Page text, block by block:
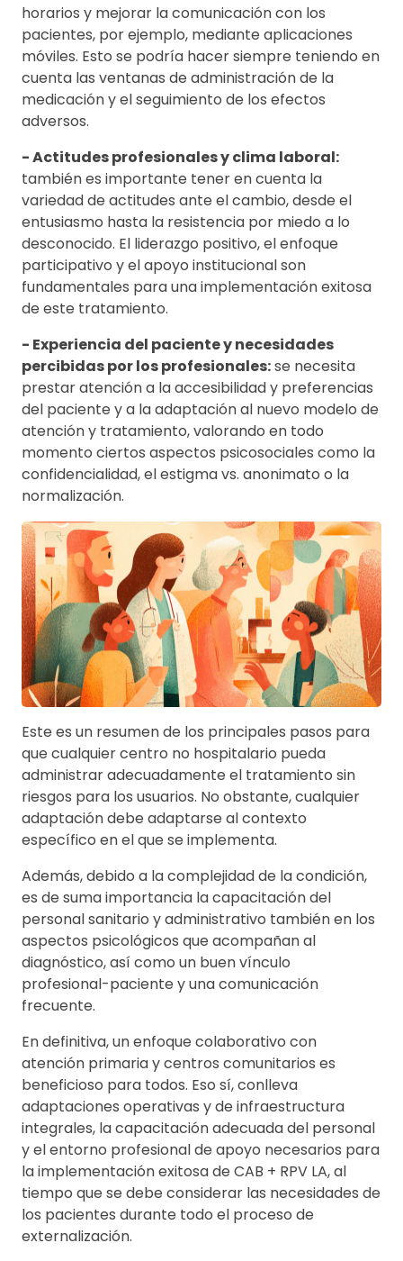
horarios y mejorar la comunicación con los
pacientes, por ejemplo, mediante aplicaciones
móviles. Esto se podría hacer siempre teniendo en
cuenta las ventanas de administración de la
medicación y el seguimiento de los efectos
adversos.
- Actitudes profesionales y clima laboral:
también es importante tener en cuenta la
variedad de actitudes ante el cambio, desde el
entusiasmo hasta la resistencia por miedo a lo
desconocido. El liderazgo positivo, el enfoque
participativo y el apoyo institucional son
fundamentales para una implementación exitosa
de este tratamiento.
- Experiencia del paciente y necesidades
percibidas por los profesionales:se necesita
prestar atención a la accesibilidad y preferencias
del paciente y a la adaptación al nuevo modelo de
atención y tratamiento, valorando en todo
momento ciertos aspectos psicosociales como la
confidencialidad, el estigma vs. anonimato o la
normalización.
Este es un resumen de los principales pasos para
que cualquier centro no hospitalario pueda
administrar adecuadamente el tratamiento sin
riesgos para los usuarios. No obstante, cualquier
adaptación debe adaptarse al contexto
específico en el que se implementa.
Además, debido a la complejidad de la condición,
es de suma importancia la capacitación del
personal sanitario y administrativo también en los
aspectos psicológicos que acompañan al
diagnóstico, así como un buen vínculo
profesional-paciente y una comunicación
frecuente.
En definitiva, un enfoque colaborativo con
atención primaria y centros comunitarios es
beneficioso para todos. Eso sí, conlleva
adaptaciones operativas y de infraestructura
integrales, la capacitación adecuada del personal
y el entorno profesional de apoyo necesarios para
la implementación exitosa de CAB + RPV LA, al
tiempo que se debe considerar las necesidades de
los pacientes durante todo el proceso de
externalización.